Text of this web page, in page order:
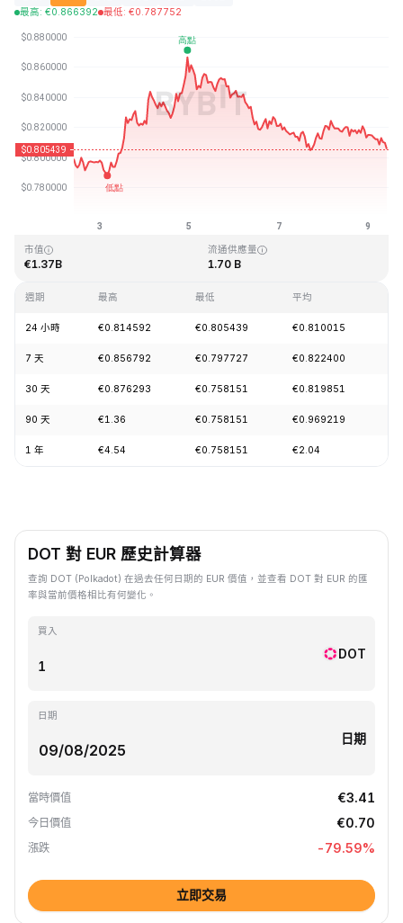
最高: €0.866392 最低: €0.787752
最近更新時間：2026-08-09 09:39 (GMT+0)
市值
€1.37B
流通供應量
1.70 B
週期 最高 最低 平均
24 小時 €0.814592 €0.805439 €0.810015
7 天 €0.856792 €0.797727 €0.822400
30 天 €0.876293 €0.758151 €0.819851
90 天 €1.36 €0.758151 €0.969219
1 年 €4.54 €0.758151 €2.04
DOT 對 EUR 歷史計算器
查詢 DOT (Polkadot) 在過去任何日期的 EUR 價值，並查看 DOT 對 EUR 的匯
率與當前價格相比有何變化。
買入
DOT
日期
日期
當時價值 €3.41
今日價值 €0.70
漲跌 -79.59%
立即交易